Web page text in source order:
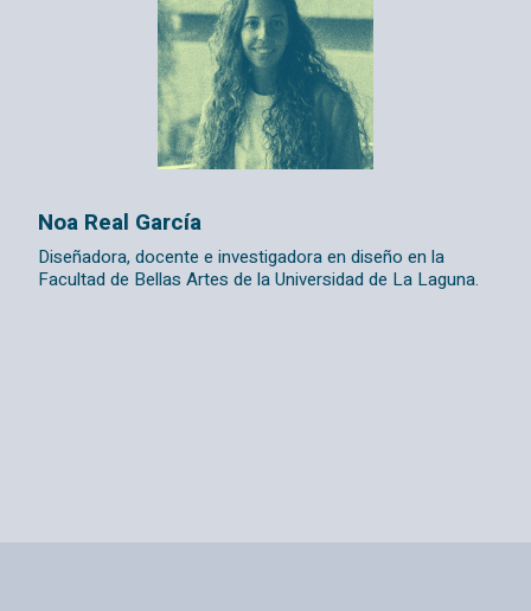
Noa Real García
Diseñadora, docente e investigadora en diseño en la
Facultad de Bellas Artes de la Universidad de La Laguna.